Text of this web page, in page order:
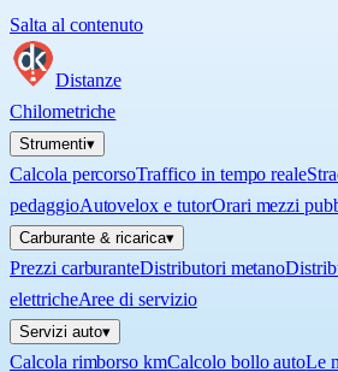
Salta al contenuto
Distanze
Chilometriche
Strumenti▾
Calcola percorsoTraffico in tempo reale
pedaggioAutovelox e tutorOrari mezzi
Carburante & ricarica▾
Prezzi carburanteDistributori metano
elettricheAree di servizio
Servizi auto▾
Calcola rimborso kmCalcolo bollo autoLe